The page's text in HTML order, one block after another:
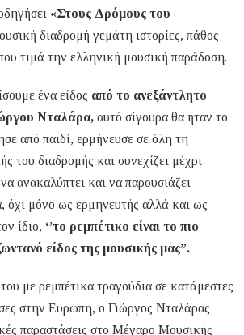
«Στους Δρόμους του
διαδρομή γεμάτη ιστορίες, πάθος
τιμά την ελληνική μουσική παράδοση.
ένα είδος από το ανεξάντλητο
Νταλάρα, αυτό σίγουρα θα ήταν το
από παιδί, ερμήνευσε σε όλη τη
του διαδρομής και συνεχίζει μέχρι
ανακαλύπτει και να παρουσιάζει
όχι μόνο ως ερμηνευτής αλλά και ως
ίδιο, ‘’το ρεμπέτικο είναι το πιο
είδος της μουσικής μας”.
με ρεμπέτικα τραγούδια σε κατάμεστες
στην Ευρώπη, ο Γιώργος Νταλάρας
παραστάσεις στο Μέγαρο Μουσικής